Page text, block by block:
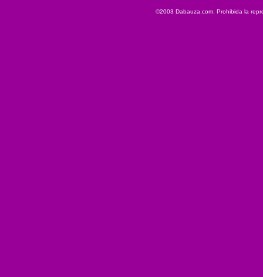
©2003 Dabauza.com. Prohibida la